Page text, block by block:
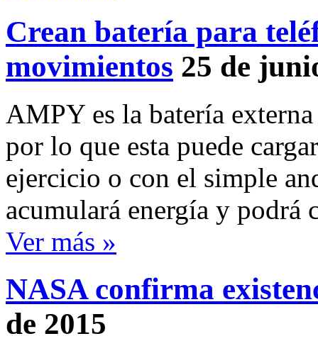
Crean batería para
movimientos 25 de
AMPY es la batería
por lo que esta puede
ejercicio o con el simple
acumulará energía y podrá
Ver más »
NASA confirma
de 2015